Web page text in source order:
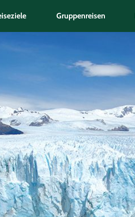
Gruppenreisen